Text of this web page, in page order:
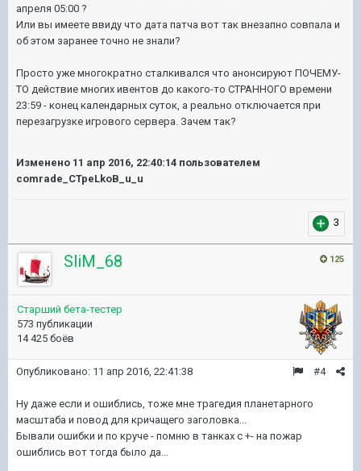
апреля 05:00 ?
Или вы имеете ввиду что дата патча вот так внезапно совпала и
об этом заранее точно не знали?
Просто уже многократно сталкивался что анонсируют ПОЧЕМУ-
ТО действие многих ивентов до какого-то СТРАННОГО времени
23:59 - конец календарных суток, а реально отключается при
перезагрузке игрового сервера. Зачем так?
Изменено 11 апр 2016, 22:40:14 пользователем
comrade_CTpeLkoB_u_u
3
125
SliM_68
Старший бета-тестер
573 публикации
14 425 боёв
#4
Опубликовано: 11 апр 2016, 22:41:38
Ну даже если и ошиблись, тоже мне трагедия планетарного
масштаба и повод для кричащего заголовка...
Бывали ошибки и по круче - помню в танках с +- на пожар
ошиблись вот тогда было да...